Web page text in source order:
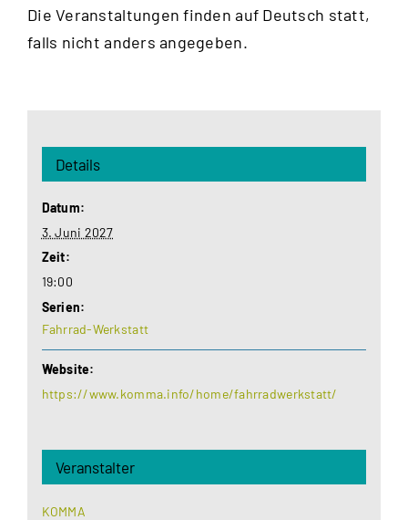
Die Veranstaltungen finden auf Deutsch statt,
falls nicht anders angegeben.
Details
Datum:
3. Juni 2027
Zeit:
19:00
Serien:
Fahrrad-Werkstatt
Website:
https://www.komma.info/home/fahrradwerkstatt/
Veranstalter
KOMMA